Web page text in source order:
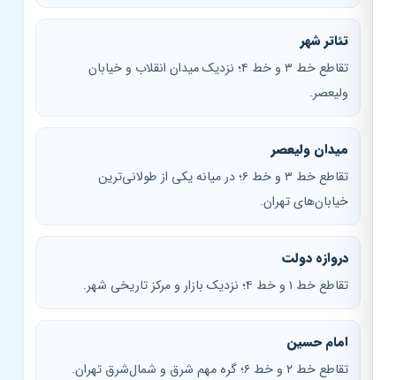
تئاتر شهر
تقاطع خط ۳ و خط ۴؛ نزدیک میدان انقلاب و خیابان
ولیعصر.
میدان ولیعصر
تقاطع خط ۳ و خط ۶؛ در میانه یکی از طولانی‌ترین
خیابان‌های تهران.
دروازه دولت
تقاطع خط ۱ و خط ۴؛ نزدیک بازار و مرکز تاریخی شهر.
امام حسین
تقاطع خط ۲ و خط ۶؛ گره مهم شرق و شمال‌شرق تهران.